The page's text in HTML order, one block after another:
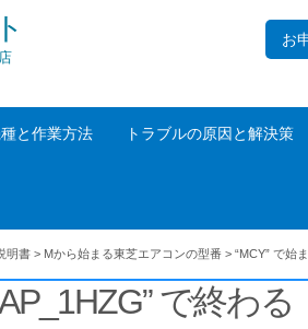
お
と作業方法 トラブルの原因と解決策
明書 > Mから始まる東芝エアコンの型番 > “MCY” で始
で終わる